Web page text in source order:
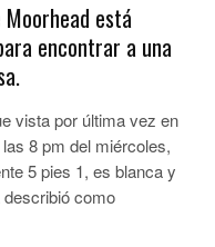
está
encontrar a una
vista por última vez en
8 pm del miércoles,
5 pies 1, es blanca y
describió como